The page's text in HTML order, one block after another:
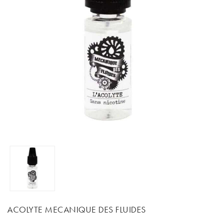
ACOLYTE MECANIQUE DES FLUIDES